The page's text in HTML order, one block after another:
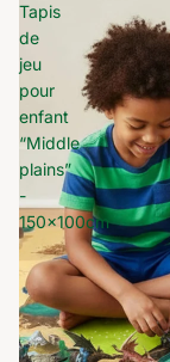
Tapis
de
jeu
pour
enfant
“Middle
plains”
-
150x100cm